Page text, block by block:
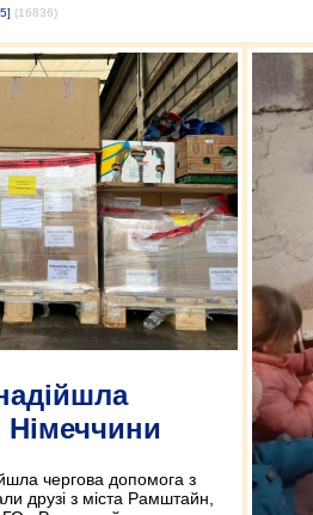
(16836)
чергова допомога з
друзі з міста Рамштайн,